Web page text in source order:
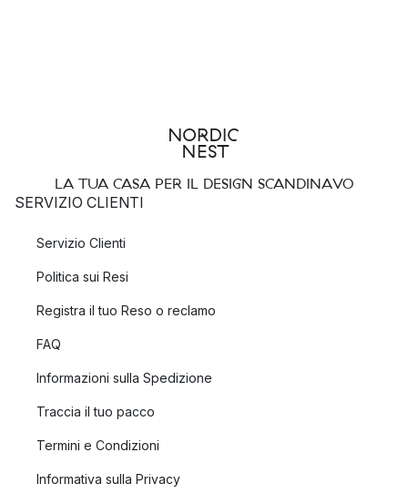
LA TUA CASA PER IL DESIGN SCANDINAVO
SERVIZIO CLIENTI
Servizio Clienti
Politica sui Resi
Registra il tuo Reso o reclamo
FAQ
Informazioni sulla Spedizione
Traccia il tuo pacco
Termini e Condizioni
Informativa sulla Privacy